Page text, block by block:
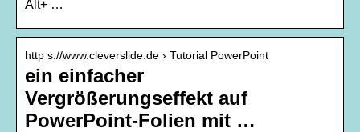
Alt+ …
http s://www.cleverslide.de › Tutorial PowerPoint
ein einfacher
Vergrößerungseffekt auf
PowerPoint-Folien mit …